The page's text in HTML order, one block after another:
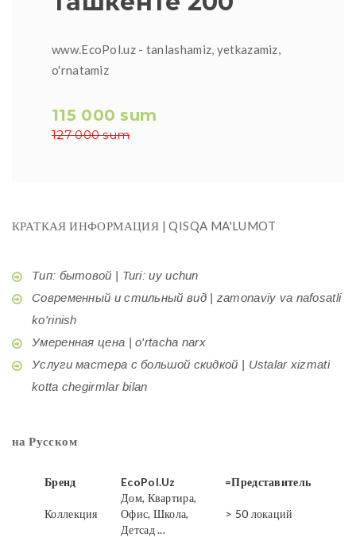
www.EcoPol.uz - tanlashamiz, yetkazamiz,
o'rnatamiz
115 000 sum
127 000 sum
КРАТКАЯ ИНФОРМАЦИЯ | QISQA MA'LUMOT
Тип: бытовой | Turi: uy uchun
Современный и стильный вид | zamonaviy va nafosatli
ko'rinish
Умеренная цена | o'rtacha narx
Услуги мастера с большой скидкой | Ustalar xizmati
kotta chegirmlar bilan
на Русском
Бренд EcoPol.Uz =Представитель
Коллекция
Дом, Квартира,
Офис, Школа,
Детсад ...
> 50 локаций